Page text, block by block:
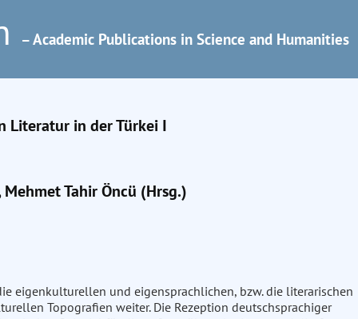
– Academic Publications in Science and Humanities
Literatur in der Türkei I
Tahir Öncü (Hrsg.)
eigenkulturellen und eigensprachlichen, bzw. die literarischen
Topografien weiter. Die Rezeption deutschsprachiger